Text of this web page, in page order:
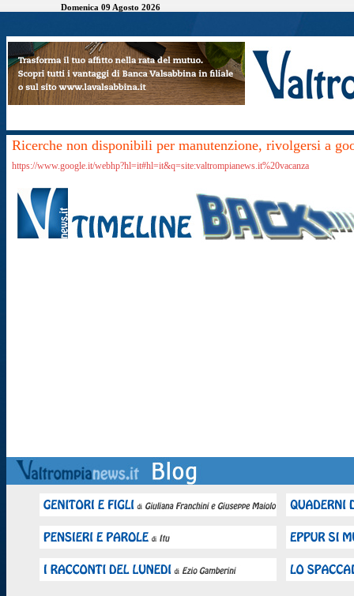
Domenica 09 Agosto 2026
Ricerche non disponibili per manutenzione, rivolgersi a
https://www.google.it/webhp?hl=it#hl=it&q=site:valtrompianews.it%20vacanza